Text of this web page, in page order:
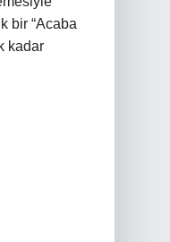
bir “Acaba
kadar